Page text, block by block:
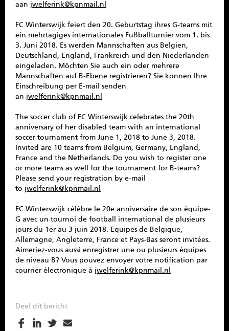
aan jwelferink@kpnmail.nl
FC Winterswijk feiert den 20. Geburtstag ihres G-teams mit
ein mehrtagiges internationales Fußballturnier vom 1. bis
3. Juni 2018. Es werden Mannschaften aus Belgien,
Deutschland, England, Frankreich und den Niederlanden
eingeladen. Möchten Sie auch ein oder mehrere
Mannschaften auf B-Ebene registrieren? Sie können Ihre
Einschreibung per E-mail senden
an jwelferink@kpnmail.nl
The soccer club of FC Winterswijk celebrates the 20th
anniversary of her disabled team with an international
soccer tournament from June 1, 2018 to June 3, 2018.
Invited are 10 teams from Belgium, Germany, England,
France and the Netherlands. Do you wish to register one
or more teams as well for the tournament for B-teams?
Please send your registration by e-mail
to jwelferink@kpnmail.nl
FC Winterswijk célèbre le 20e anniversaire de son équipe-
G avec un tournoi de football international de plusieurs
jours du 1er au 3 juin 2018. Equipes de Belgique,
Allemagne, Angleterre, France et Pays-Bas seront invitées.
Aimeriez-vous aussi enregistrer une ou plusieurs équipes
de niveau B? Vous pouvez envoyer votre notification par
courrier électronique à jwelferink@kpnmail.nl
Deel dit bericht